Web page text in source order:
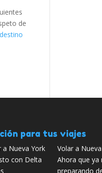
de
para tus viajes
Volar a
Ahora que
preparando